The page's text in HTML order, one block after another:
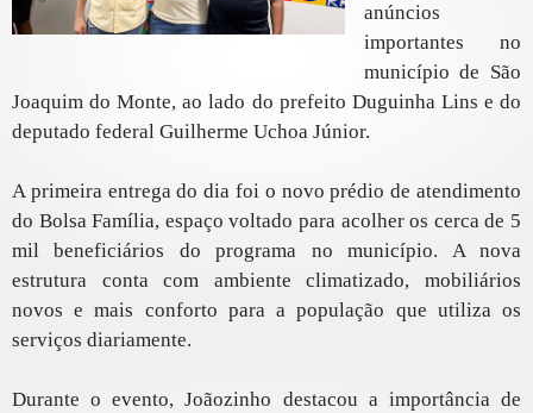
anúncios
importantes no
município de São
Joaquim do Monte, ao lado do prefeito Duguinha Lins e do
deputado federal Guilherme Uchoa Júnior.
A primeira entrega do dia foi o novo prédio de atendimento
do Bolsa Família, espaço voltado para acolher os cerca de 5
mil beneficiários do programa no município. A nova
estrutura conta com ambiente climatizado, mobiliários
novos e mais conforto para a população que utiliza os
serviços diariamente.
Durante o evento, Joãozinho destacou a importância de